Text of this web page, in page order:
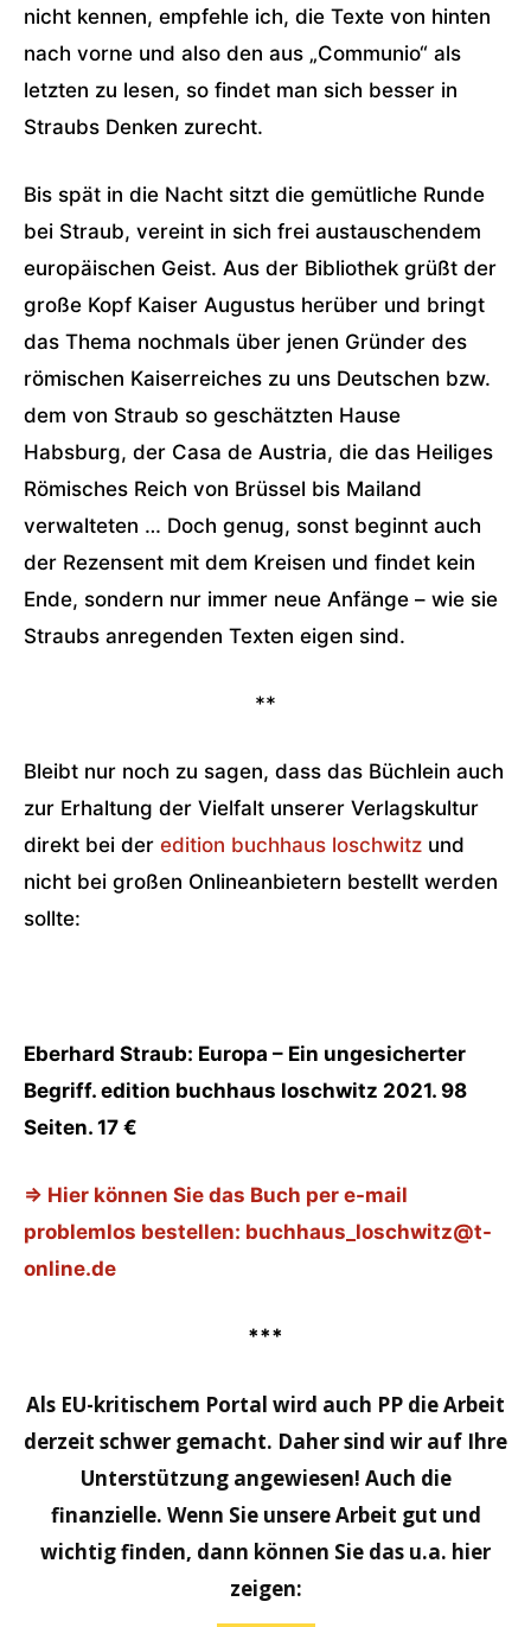
nicht kennen, empfehle ich, die Texte von hinten
nach vorne und also den aus „Communio“ als
letzten zu lesen, so findet man sich besser in
Straubs Denken zurecht.
Bis spät in die Nacht sitzt die gemütliche Runde
bei Straub, vereint in sich frei austauschendem
europäischen Geist. Aus der Bibliothek grüßt der
große Kopf Kaiser Augustus herüber und bringt
das Thema nochmals über jenen Gründer des
römischen Kaiserreiches zu uns Deutschen bzw.
dem von Straub so geschätzten Hause
Habsburg, der Casa de Austria, die das Heiliges
Römisches Reich von Brüssel bis Mailand
verwalteten … Doch genug, sonst beginnt auch
der Rezensent mit dem Kreisen und findet kein
Ende, sondern nur immer neue Anfänge – wie sie
Straubs anregenden Texten eigen sind.
**
Bleibt nur noch zu sagen, dass das Büchlein auch
zur Erhaltung der Vielfalt unserer Verlagskultur
direkt bei der edition buchhaus loschwitz und
nicht bei großen Onlineanbietern bestellt werden
sollte:
Eberhard Straub: Europa – Ein ungesicherter
Begriff. edition buchhaus loschwitz 2021. 98
Seiten. 17 €
⇒ Hier können Sie das Buch per e-mail
problemlos bestellen: buchhaus_loschwitz@t-
online.de
***
Als EU-kritischem Portal wird auch PP die Arbeit
derzeit schwer gemacht. Daher sind wir auf Ihre
Unterstützung angewiesen! Auch die
finanzielle. Wenn Sie unsere Arbeit gut und
wichtig finden, dann können Sie das u.a. hier
zeigen: